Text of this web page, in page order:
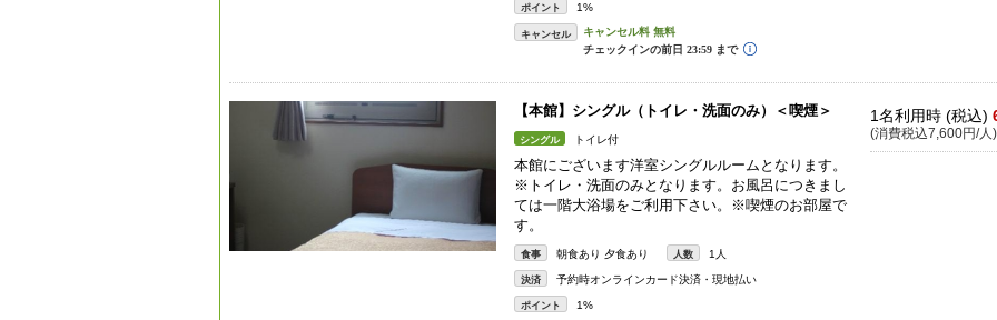
ポイント 1%
キャンセル
【本館】シングル（トイレ・洗面のみ）＜喫煙＞
シングル トイレ付
本館にございます洋室シングルルームとなります。
※トイレ・洗面のみとなります。お風呂につきまし
ては一階大浴場をご利用下さい。※喫煙のお部屋で
す。
食事 朝食あり 夕食あり 人数 1人
決済 予約時オンラインカード決済・現地払い
ポイント 1%
1名利用時 (税込)
(消費税込7,600円/人)